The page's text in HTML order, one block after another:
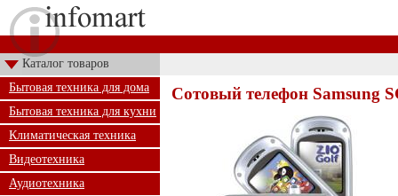
Каталог товаров
Бытовая техника для дома
Бытовая техника для кухни
Климатическая техника
Видеотехника
Аудиотехника
Сотовый телефон Samsung